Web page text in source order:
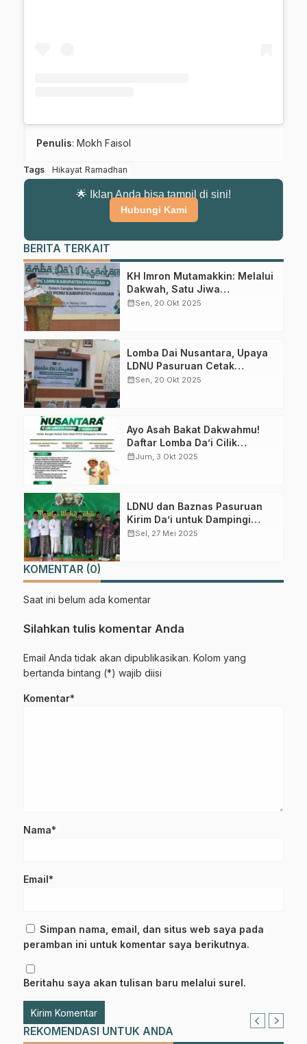
sumber resmi NU Pasuruan.
Join Sekarang
Penulis: Mokh Faisol
Tags Hikayat Ramadhan
🌟 Iklan Anda bisa tampil di sini!
Hubungi Kami
BERITA TERKAIT
KH Imron Mutamakkin: Melalui
Dakwah, Satu Jiwa
Terselamatkan Lebih
calendar_monthSen, 20 Okt 2025
Lomba Dai Nusantara, Upaya
LDNU Pasuruan Cetak
Generasi Pendakwah Muda
calendar_monthSen, 20 Okt 2025
Ayo Asah Bakat Dakwahmu!
Daftar Lomba Da’i Cilik
Sekarang
calendar_monthJum, 3 Okt 2025
LDNU dan Baznas Pasuruan
Kirim Da’i untuk Dampingi
Muallaf di Kawasan Tengger
calendar_monthSel, 27 Mei 2025
KOMENTAR (0)
Saat ini belum ada komentar
Silahkan tulis komentar Anda
Email Anda tidak akan dipublikasikan. Kolom yang
bertanda bintang (*) wajib diisi
Komentar*
Nama*
Email*
Simpan nama, email, dan situs web saya pada
peramban ini untuk komentar saya berikutnya.
Beritahu saya akan tulisan baru melalui surel.
REKOMENDASI UNTUK ANDA